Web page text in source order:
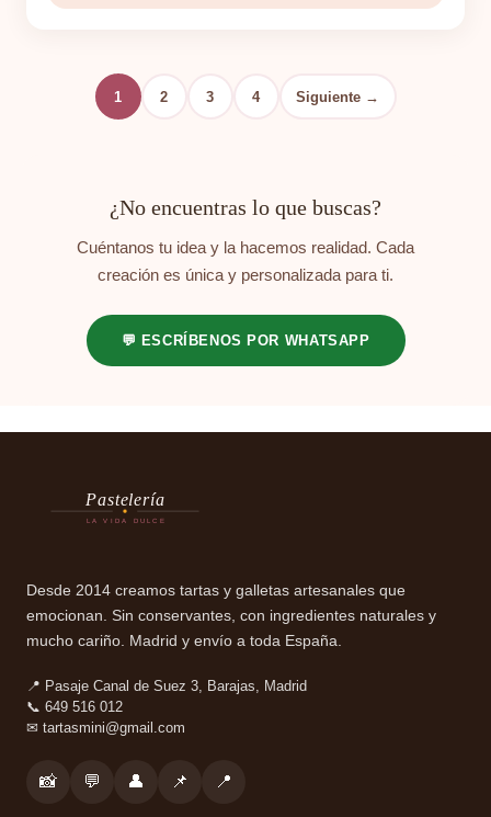
1 2 3 4 Siguiente →
¿No encuentras lo que buscas?
Cuéntanos tu idea y la hacemos realidad. Cada
creación es única y personalizada para ti.
💬 ESCRÍBENOS POR WHATSAPP
Pastelería
LA VIDA DULCE
Desde 2014 creamos tartas y galletas artesanales que
emocionan. Sin conservantes, con ingredientes naturales y
mucho cariño. Madrid y envío a toda España.
📍 Pasaje Canal de Suez 3, Barajas, Madrid
📞 649 516 012
✉ tartasmini@gmail.com
📸 💬 👤 📌 📍